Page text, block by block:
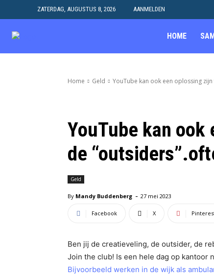
ZATERDAG, AUGUSTUS 8, 2026 AANMELDEN
HOME
Home Geld YouTube kan ook een oplossing
YouTube kan
de
Geld
By Mandy Buddenberg - 27 mei 2023
Facebook X
Ben jij de creatieveling, de outsider, de
Join the club! Is een hele dag op kantoor
Bijvoorbeeld werken in de wijk als